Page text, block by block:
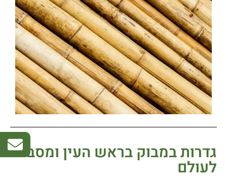
גדרות במבוק בראש העין ומסביב
לעולם